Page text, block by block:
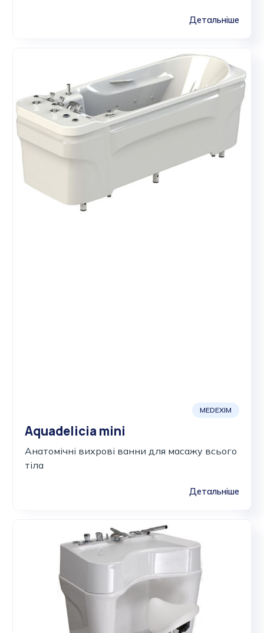
Детальніше
MEDEXIM
Aquadelicia mini
Анатомічні вихрові ванни для масажу всього
тіла
Детальніше